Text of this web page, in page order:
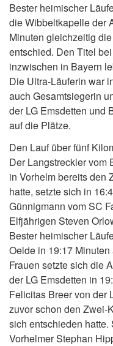
Bester heimischer
die Wibbeltkapelle der
Minuten gleichzeitig
entschied. Den Titel
inzwischen in Bayern
Die Ultra-Läuferin war
auch Gesamtsiegerin
der LG Emsdetten und
auf die Plätze.
Den Lauf über fünf
Der Langstreckler vom
in Vorhelm bereits den
hatte, setzte sich in
Günnigmann vom SC
Elfjährigen Steven
Bester heimischer
Oelde in 19:17
Frauen setzte sich die
der LG Emsdetten in
Felicitas Breer von der
zuvor schon den Zwei-
sich entschieden
Vorhelmer Stephan